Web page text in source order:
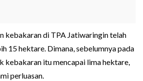
kebakaran di TPA Jatiwaringin telah
15 hektare. Dimana, sebelumnya pada
kebakaran itu mencapai lima hektare,
perluasan.